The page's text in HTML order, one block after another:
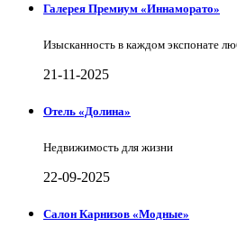
Галерея Премиум «Иннаморато»
Изысканность в каждом экспонате
21-11-2025
Отель «Долина»
Недвижимость для жизни
22-09-2025
Салон Карнизов «Модные»